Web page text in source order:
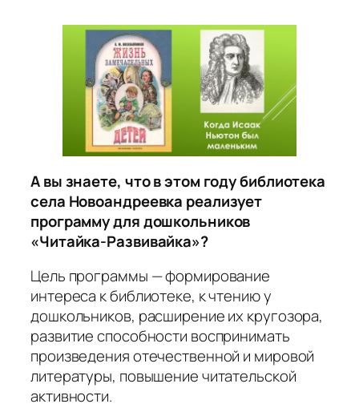
А вы знаете, что в этом году библиотека
села Новоандреевка реализует
программу для дошкольников
«Читайка-Развивайка»?
Цель программы — формирование
интереса к библиотеке, к чтению у
дошкольников, расширение их кругозора,
развитие способности воспринимать
произведения отечественной и мировой
литературы, повышение читательской
активности.